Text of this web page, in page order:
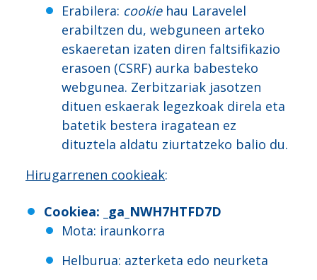
Erabilera: cookiehau Laravelel
erabiltzen du, webguneen arteko
eskaeretan izaten diren faltsifikazio
erasoen (CSRF) aurka babesteko
webgunea. Zerbitzariak jasotzen
dituen eskaerak legezkoak direla eta
batetik bestera iragatean ez
dituztela aldatu ziurtatzeko balio du.
Hirugarrenen cookieak:
Cookiea: _ga_NWH7HTFD7D
Mota: iraunkorra
Helburua: azterketa edo neurketa